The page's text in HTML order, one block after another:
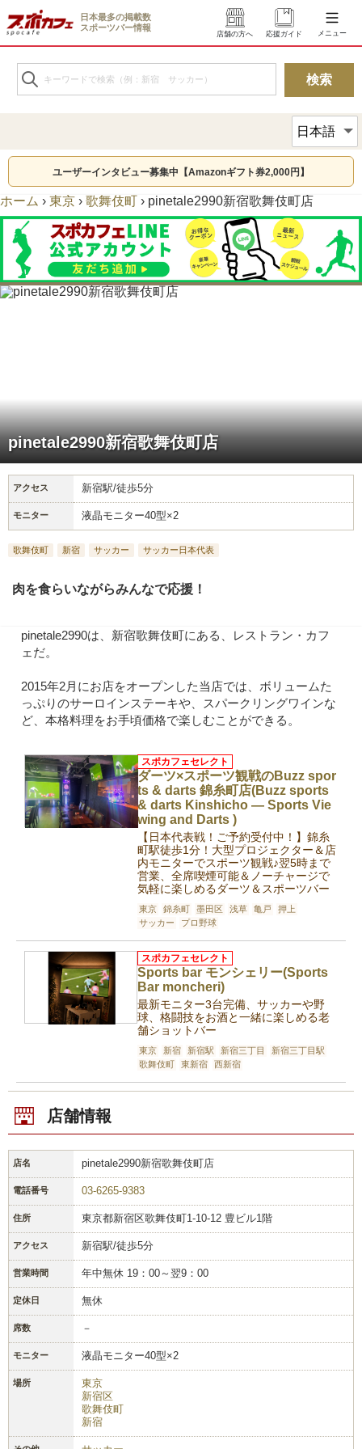
日本最多の掲載数
スポーツバー情報
店舗の方へ 応援ガイド メニュー
ユーザーインタビュー募集中【Amazonギフト券2,000円】
ホーム › 東京 › 歌舞伎町 › pinetale2990新宿歌舞伎町店
pinetale2990新宿歌舞伎町店
アクセス 新宿駅/徒歩5分
モニター 液晶モニター40型×2
歌舞伎町 新宿 サッカー サッカー日本代表
肉を食らいながらみんなで応援！
pinetale2990は、新宿歌舞伎町にある、レストラン・カフ
ェだ。
2015年2月にお店をオープンした当店では、ボリュームた
っぷりのサーロインステーキや、スパークリングワインな
ど、本格料理をお手頃価格で楽しむことができる。
ダーツ×スポーツ観戦のBuzz spor
ts & darts 錦糸町店(Buzz sports
& darts Kinshicho — Sports Vie
wing and Darts )
スポカフェセレクト
【日本代表戦！ご予約受付中！】錦糸
町駅徒歩1分！大型プロジェクター＆店
内モニターでスポーツ観戦♪翌5時まで
営業、全席喫煙可能＆ノーチャージで
気軽に楽しめるダーツ＆スポーツバー
東京 錦糸町 墨田区 浅草 亀戸
押上
サッカー
プロ野球
Sports bar モンシェリー(Sports
Bar moncheri)
スポカフェセレクト
最新モニター3台完備、サッカーや野
球、格闘技をお酒と一緒に楽しめる老
舗ショットバー
東京 新宿 新宿駅 新宿三丁目
新宿三丁目駅
歌舞伎町
東新宿 西新宿
店舗情報
店名 pinetale2990新宿歌舞伎町店
電話番号 03-6265-9383
住所 東京都新宿区歌舞伎町1-10-12 豊ビル1階
アクセス 新宿駅/徒歩5分
営業時間 年中無休 19：00～翌9：00
定休日 無休
席数 －
モニター 液晶モニター40型×2
場所
東京
新宿区
歌舞伎町
新宿